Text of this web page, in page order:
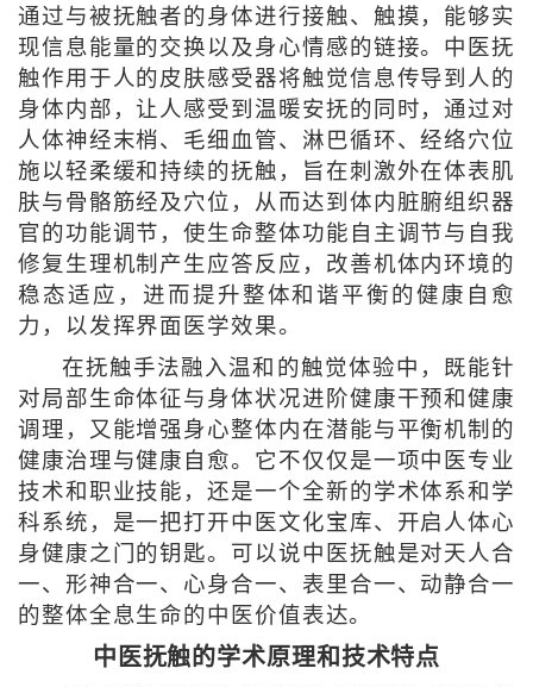
通过与被抚触者的身体进行接触、触摸，能够实
现信息能量的交换以及身心情感的链接。中医抚
触作用于人的皮肤感受器将触觉信息传导到人的
身体内部，让人感受到温暖安抚的同时，通过对
人体神经末梢、毛细血管、淋巴循环、经络穴位
施以轻柔缓和持续的抚触，旨在刺激外在体表肌
肤与骨骼筋经及穴位，从而达到体内脏腑组织器
官的功能调节，使生命整体功能自主调节与自我
修复生理机制产生应答反应，改善机体内环境的
稳态适应，进而提升整体和谐平衡的健康自愈
力，以发挥界面医学效果。
在抚触手法融入温和的触觉体验中，既能针
对局部生命体征与身体状况进阶健康干预和健康
调理，又能增强身心整体内在潜能与平衡机制的
健康治理与健康自愈。它不仅仅是一项中医专业
技术和职业技能，还是一个全新的学术体系和学
科系统，是一把打开中医文化宝库、开启人体心
身健康之门的钥匙。可以说中医抚触是对天人合
一、形神合一、心身合一、表里合一、动静合一
的整体全息生命的中医价值表达。
中医抚触的学术原理和技术特点